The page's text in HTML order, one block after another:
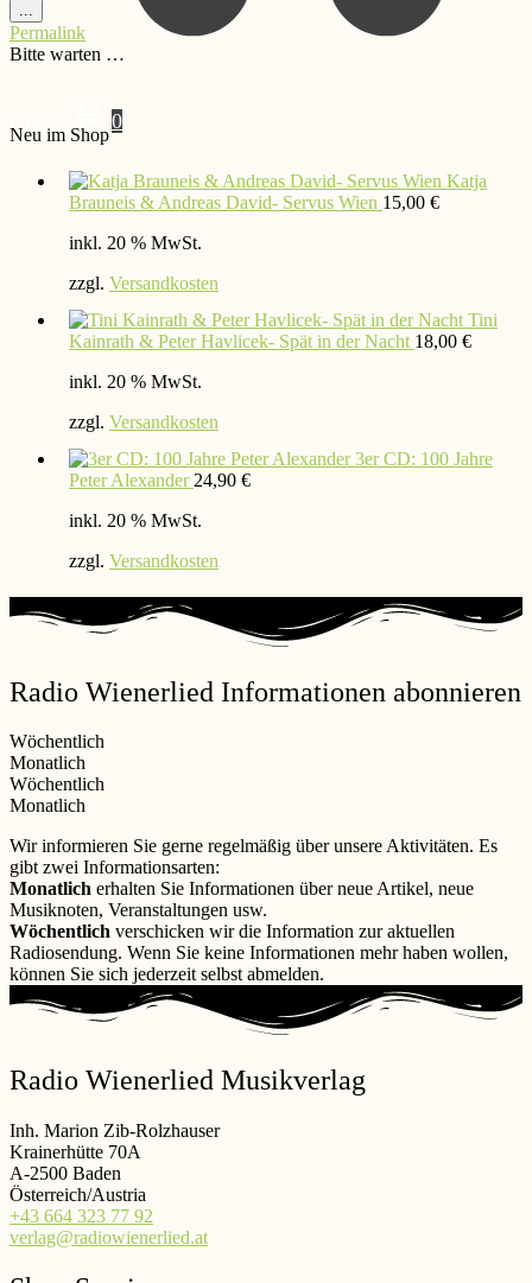
0
...
Metabox
ein-/ausblenden.
Permalink
Bitte warten …
Neu im Shop
Katja
Brauneis & Andreas David- Servus Wien 15,00 €
inkl. 20 % MwSt.
zzgl. Versandkosten
Tini
Kainrath & Peter Havlicek- Spät in der Nacht 18,00 €
inkl. 20 % MwSt.
zzgl. Versandkosten
3er CD: 100 Jahre
Peter Alexander 24,90 €
inkl. 20 % MwSt.
zzgl. Versandkosten
Radio Wienerlied Informationen abonnieren
Wöchentlich
Monatlich
Wöchentlich
Monatlich
Wir informieren Sie gerne regelmäßig über unsere Aktivitäten. Es
gibt zwei Informationsarten:
Monatlich erhalten Sie Informationen über neue Artikel, neue
Musiknoten, Veranstaltungen usw.
Wöchentlich verschicken wir die Information zur aktuellen
Radiosendung. Wenn Sie keine Informationen mehr haben wollen,
können Sie sich jederzeit selbst abmelden.
Radio Wienerlied Musikverlag
Inh. Marion Zib-Rolzhauser
Krainerhütte 70A
A-2500 Baden
Österreich/Austria
+43 664 323 77 92
verlag@radiowienerlied.at